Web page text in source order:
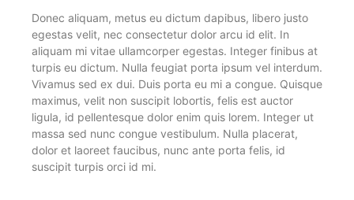
Donec aliquam, metus eu dictum dapibus, libero justo
egestas velit, nec consectetur dolor arcu id elit. In
aliquam mi vitae ullamcorper egestas. Integer finibus at
turpis eu dictum. Nulla feugiat porta ipsum vel interdum.
Vivamus sed ex dui. Duis porta eu mi a congue. Quisque
maximus, velit non suscipit lobortis, felis est auctor
ligula, id pellentesque dolor enim quis lorem. Integer ut
massa sed nunc congue vestibulum. Nulla placerat,
dolor et laoreet faucibus, nunc ante porta felis, id
suscipit turpis orci id mi.